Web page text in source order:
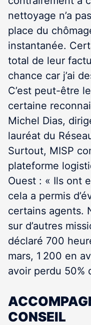
nettoyage n’a
place du
instantanée.
total de leur
chance car j’ai
C’est peut-être
certaine
Michel Dias,
lauréat du
Surtout, MISP
plateforme
Ouest : « Ils ont
cela a permis
certains agents.
sur d’autres
déclaré 700
mars, 1 200 en
avoir perdu 50%
CONSEIL